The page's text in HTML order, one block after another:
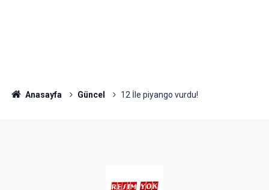
Anasayfa Güncel 12 İle piyango vurdu!